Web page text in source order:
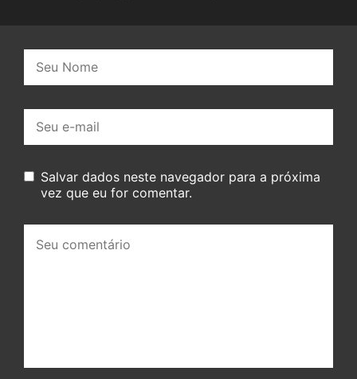
mail:
Salvar dados neste navegador para a próxima
vez que eu for comentar.
comentário: